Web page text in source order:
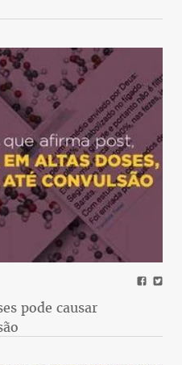
pode causar